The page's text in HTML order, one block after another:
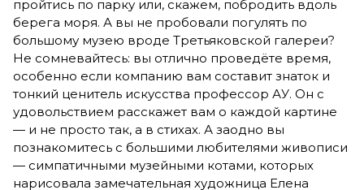
пройтись по парку или, скажем, побродить вдоль
берега моря. А вы не пробовали погулять по
большому музею вроде Третьяковской галереи?
Не сомневайтесь: вы отлично проведёте время,
особенно если компанию вам составит знаток и
тонкий ценитель искусства профессор АУ. Он с
удовольствием расскажет вам о каждой картине
— и не просто так, а в стихах. А заодно вы
познакомитесь с большими любителями живописи
— симпатичными музейными котами, которых
нарисовала замечательная художница Елена